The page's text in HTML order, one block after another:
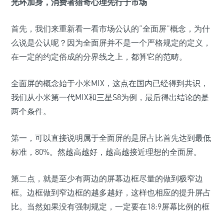
首先，我们来重新看一看市场公认的“全面屏”概念，为什
么说是公认呢？因为全面屏并不是一个严格规定的定义，
在一定的约定俗成的分界线之上，都算它的范畴。
全面屏的概念始于小米MIX，这点在国内已经得到共识，
我们从小米第一代MIX和三星S8为例，最后得出结论的是
两个条件。
第一，可以直接说明属于全面屏的是屏占比首先达到最低
标准，80%。然越高越好，越高越接近理想的全面屏。
第二点，就是至少有两边的屏幕边框尽量的做到极窄边
框。边框做到窄边框的越多越好，这样也相应的提升屏占
比。当然如果没有强制规定，一定要在18:9屏幕比例的框